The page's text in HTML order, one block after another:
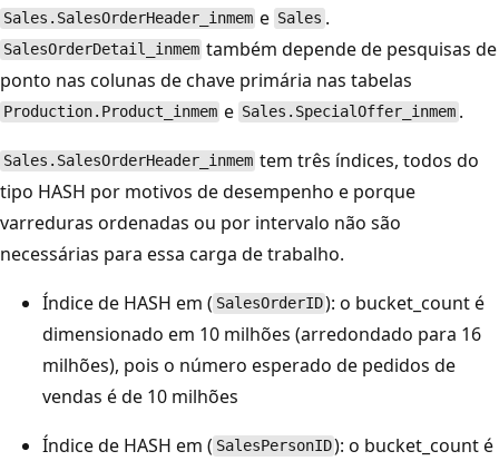
Sales.SalesOrderHeader_inmem e Sales .
SalesOrderDetail_inmem também depende de pesquisas de
ponto nas colunas de chave primária nas tabelas
Production.Product_inmem e Sales.SpecialOffer_inmem .
Sales.SalesOrderHeader_inmem tem três índices, todos do
tipo HASH por motivos de desempenho e porque
varreduras ordenadas ou por intervalo não são
necessárias para essa carga de trabalho.
Índice de HASH em ( SalesOrderID): o bucket_count é
dimensionado em 10 milhões (arredondado para 16
milhões), pois o número esperado de pedidos de
vendas é de 10 milhões
Índice de HASH em ( SalesPersonID): o bucket_count é